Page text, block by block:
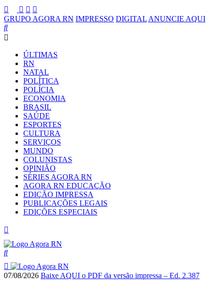
GRUPO AGORA RN IMPRESSO DIGITAL ANUNCIE AQUI
ÚLTIMAS
RN
NATAL
POLÍTICA
POLÍCIA
ECONOMIA
BRASIL
SAÚDE
ESPORTES
CULTURA
SERVIÇOS
MUNDO
COLUNISTAS
OPINIÃO
SÉRIES AGORA RN
AGORA RN EDUCAÇÃO
EDIÇÃO IMPRESSA
PUBLICAÇÕES LEGAIS
EDIÇÕES ESPECIAIS
07/08/2026 Baixe AQUI o PDF da versão impressa – Ed. 2.387